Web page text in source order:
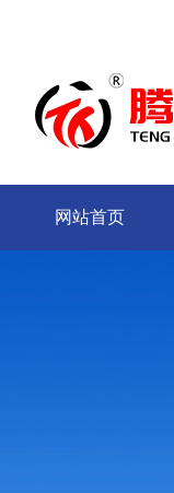
网站首页